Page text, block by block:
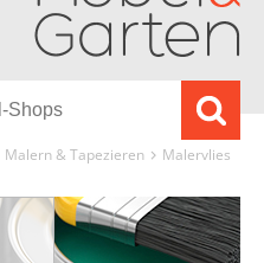
Malern & Tapezieren Malervlies